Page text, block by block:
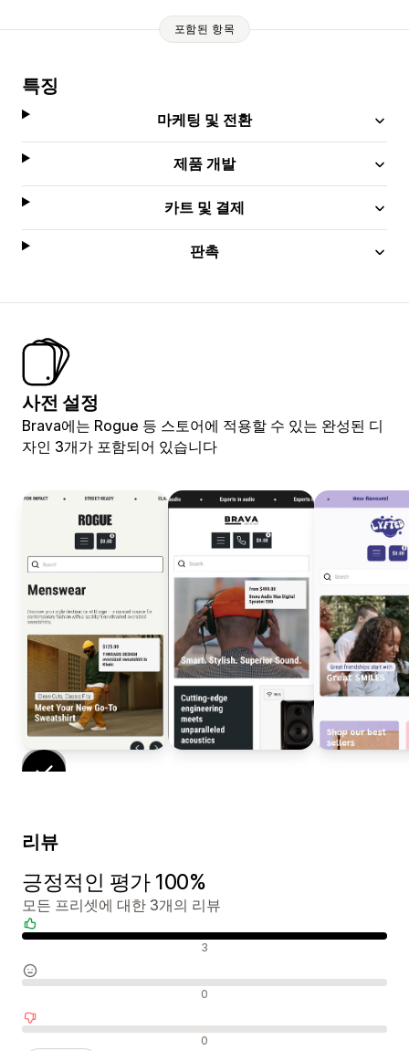
포함된 항목
특징
마케팅 및 전환
제품 개발
카트 및 결제
판촉
사전 설정
Brava에는 Rogue 등 스토어에 적용할 수 있는 완성된 디
자인 3개가 포함되어 있습니다
리뷰
긍정적인 평가 100%
모든 프리셋에 대한 3개의 리뷰
3
0
0